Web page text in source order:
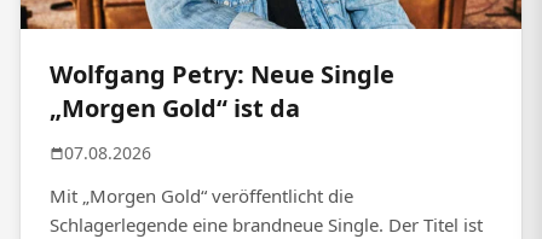
Wolfgang Petry: Neue Single
„Morgen Gold“ ist da
07.08.2026
Mit „Morgen Gold“ veröffentlicht die
Schlagerlegende eine brandneue Single. Der Titel ist